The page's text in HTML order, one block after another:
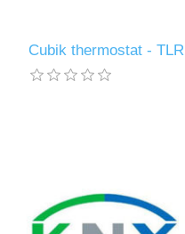
Cubik thermostat - TLR